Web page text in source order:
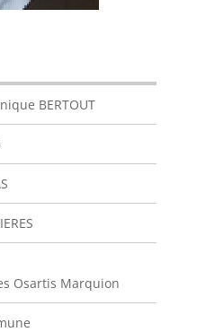
BERTOUT
Osartis Marquion